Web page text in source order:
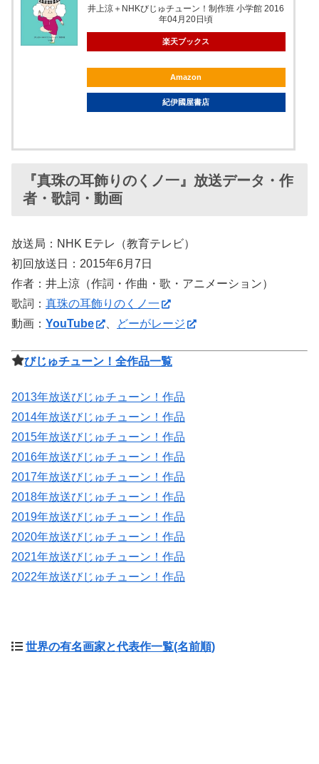
井上涼＋NHKびじゅチューン！制作班 小学館 2016
年04月20日頃
楽天ブックス
Amazon
紀伊國屋書店
『真珠の耳飾りのくノ一』放送データ・作
者・歌詞・動画
放送局：NHK Eテレ（教育テレビ）
初回放送日：2015年6月7日
作者：井上涼（作詞・作曲・歌・アニメーション）
歌詞： 真珠の耳飾りのくノ一
動画： YouTube どーがレージ
びじゅチューン！全作品一覧
2013年放送びじゅチューン！作品
2014年放送びじゅチューン！作品
2015年放送びじゅチューン！作品
2016年放送びじゅチューン！作品
2017年放送びじゅチューン！作品
2018年放送びじゅチューン！作品
2019年放送びじゅチューン！作品
2020年放送びじゅチューン！作品
2021年放送びじゅチューン！作品
2022年放送びじゅチューン！作品
世界の有名画家と代表作一覧(名前順)